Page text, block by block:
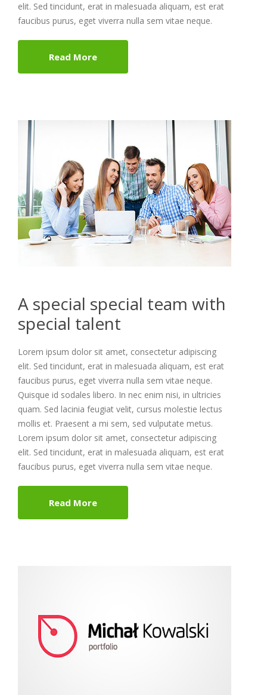
elit. Sed tincidunt, erat in malesuada aliquam, est erat
faucibus purus, eget viverra nulla sem vitae neque.
Read More
A special special team with
special talent
Lorem ipsum dolor sit amet, consectetur adipiscing
elit. Sed tincidunt, erat in malesuada aliquam, est erat
faucibus purus, eget viverra nulla sem vitae neque.
Quisque id sodales libero. In nec enim nisi, in ultricies
quam. Sed lacinia feugiat velit, cursus molestie lectus
mollis et. Praesent a mi sem, sed vulputate metus.
Lorem ipsum dolor sit amet, consectetur adipiscing
elit. Sed tincidunt, erat in malesuada aliquam, est erat
faucibus purus, eget viverra nulla sem vitae neque.
Read More